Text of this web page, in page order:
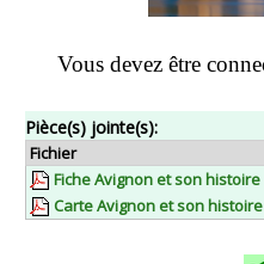
Vous devez être
Pièce(s) jointe(s):
Fichier
Fiche Avignon et son histoire
Carte Avignon et son histoire